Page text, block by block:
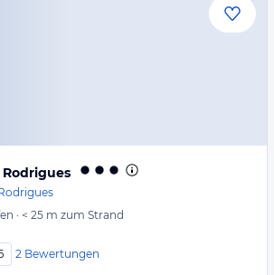
· < 25 m zum Strand
2 Bewertungen